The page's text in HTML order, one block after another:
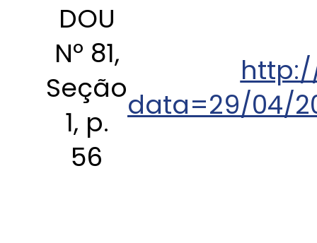
DOU
Nº 81,
Seção
1, p.
56
data=29/04/